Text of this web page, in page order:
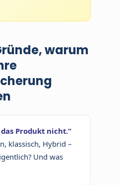
warum
das Produkt nicht.“
klassisch, Hybrid –
Und was